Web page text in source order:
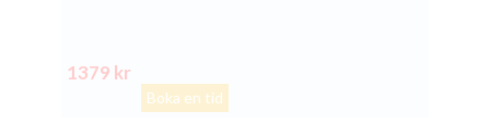
1379 kr
Boka en tid